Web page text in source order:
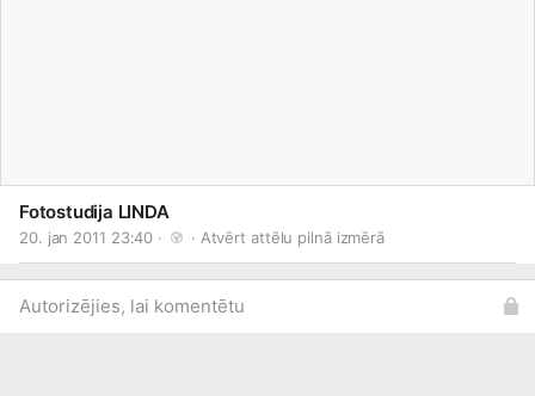
Fotostudija LINDA
20. jan 2011 23:40 · · Atvērt attēlu pilnā izmērā
Autorizējies, lai komentētu